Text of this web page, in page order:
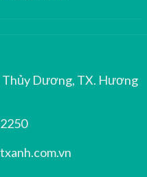
Thủy Dương, TX. Hương